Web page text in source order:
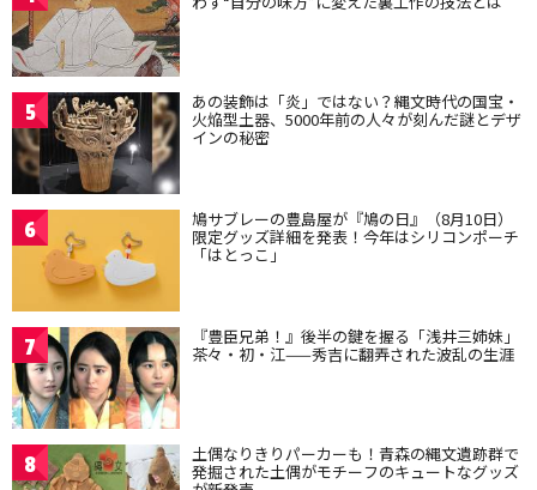
5 あの装飾は「炎」ではない？縄文時代の国宝・
火焔型土器、5000年前の人々が刻んだ謎とデザ
インの秘密
6 鳩サブレーの豊島屋が『鳩の日』（8月10日）
限定グッズ詳細を発表！今年はシリコンポーチ
「はとっこ」
7 『豊臣兄弟！』後半の鍵を握る「浅井三姉妹」
茶々・初・江——秀吉に翻弄された波乱の生涯
8 土偶なりきりパーカーも！青森の縄文遺跡群で
発掘された土偶がモチーフのキュートなグッズ